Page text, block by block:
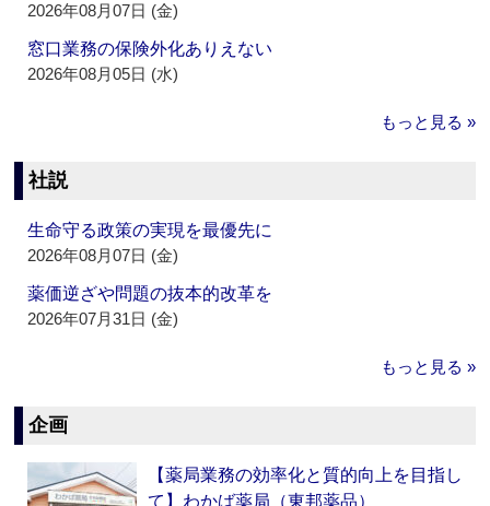
2026年08月07日 (金)
窓口業務の保険外化ありえない
2026年08月05日 (水)
もっと見る »
社説
生命守る政策の実現を最優先に
2026年08月07日 (金)
薬価逆ざや問題の抜本的改革を
2026年07月31日 (金)
もっと見る »
企画
【薬局業務の効率化と質的向上を目指し
て】わかば薬局（東邦薬品）